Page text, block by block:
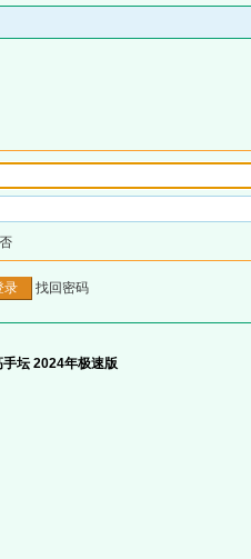
否
找回密码
坛 2024年极速版